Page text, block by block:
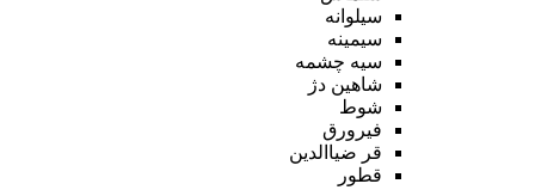
سیلوانه
سیمینه
سیه چشمه
شاهین دژ
شوط
فیرورق
قر ضیاالدین
قطور